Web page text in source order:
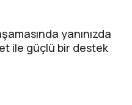
yanınızda
ile güçlü bir destek